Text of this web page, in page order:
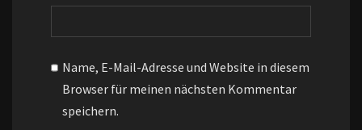
Name, E-Mail-Adresse und Website in diesem
Browser für meinen nächsten Kommentar
speichern.